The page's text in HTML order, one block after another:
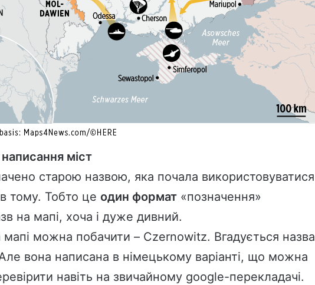
міст
старою назвою, яка почала використовуватися
тому. Тобто це один формат «позначення»
на мапі, хоча і дуже дивний.
можна побачити – Czernowitz. Вгадується назва
Але вона написана в німецькому варіанті, що можна
навіть на звичайному google-перекладачі.